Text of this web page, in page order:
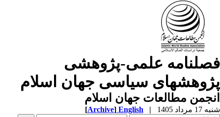
علمی-پژوهشی
سیاسی جهان اسلام
مطالعات جهان اسلام
مرداد 1405 |
English
[Archive]